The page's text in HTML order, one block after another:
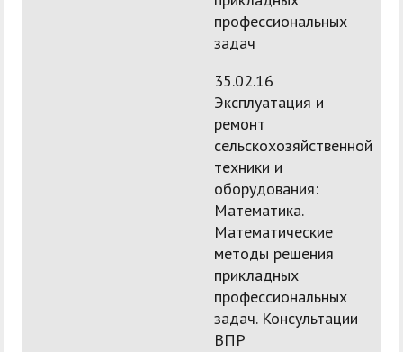
профессиональных
задач
35.02.16
Эксплуатация и
ремонт
сельскохозяйственной
техники и
оборудования:
Математика.
Математические
методы решения
прикладных
профессиональных
задач. Консультации
ВПР